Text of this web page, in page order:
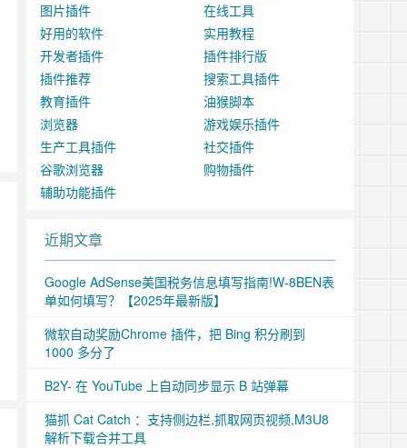
图片插件
在线工具
好用的软件
实用教程
开发者插件
插件排行版
插件推荐
搜索工具插件
教育插件
油猴脚本
浏览器
游戏娱乐插件
生产工具插件
社交插件
谷歌浏览器
购物插件
辅助功能插件
近期文章
Google AdSense美国税务信息填写指南!W-8BEN表
单如何填写？【2025年最新版】
微软自动奖励Chrome 插件，把 Bing 积分刷到
1000 多分了
B2Y- 在 YouTube 上自动同步显示 B 站弹幕
猫抓 Cat Catch ：支持侧边栏,抓取网页视频,M3U8
解析下载合并工具